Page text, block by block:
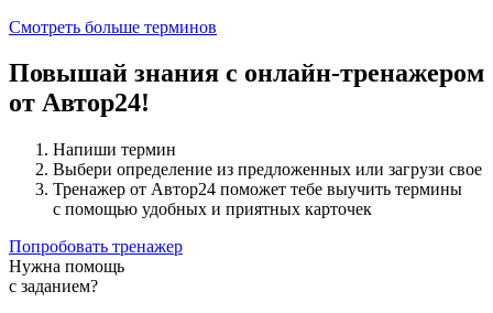
Смотреть больше терминов
Повышай знания с онлайн-тренажером
от Автор24!
Напиши термин
Выбери определение из предложенных или загрузи свое
Тренажер от Автор24 поможет тебе выучить термины
с помощью удобных и приятных карточек
Попробовать тренажер
Нужна помощь
с заданием?